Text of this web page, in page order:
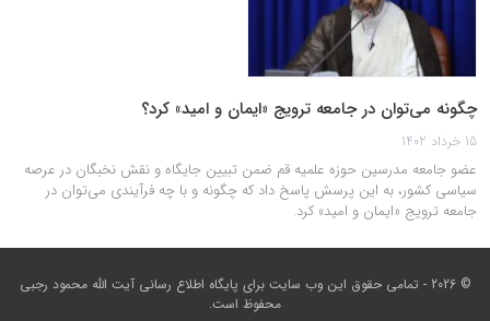
چگونه می‌توان در جامعه ترویج «ایمان و امید» کرد؟
15 خرداد 1402
عضو جامعه مدرسین حوزه علمیه قم ضمن تبیین جایگاه و نقش نخبگان در عرصه
سیاسی کشور، به این پرسش پاسخ داد که چگونه و با چه فرآیندی می‌توان در
جامعه ترویج «ایمان و امید» کرد.
© 2026 - تمامی حقوق این وب سایت برای
پایگاه اطلاع رسانی آیت الله محمود رجبی
محفوظ است.